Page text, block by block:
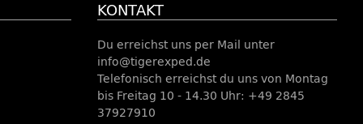
KONTAKT
Du erreichst uns per Mail unter
info@tigerexped.de
Telefonisch erreichst du uns von Montag
bis Freitag 10 - 14.30 Uhr: +49 2845
37927910